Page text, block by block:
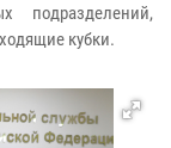
подразделений,
кубки.